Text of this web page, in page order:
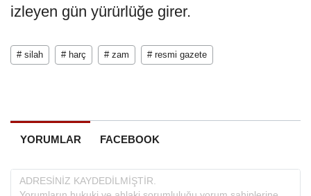
izleyen gün yürürlüğe girer.
# silah # harç # zam # resmi gazete